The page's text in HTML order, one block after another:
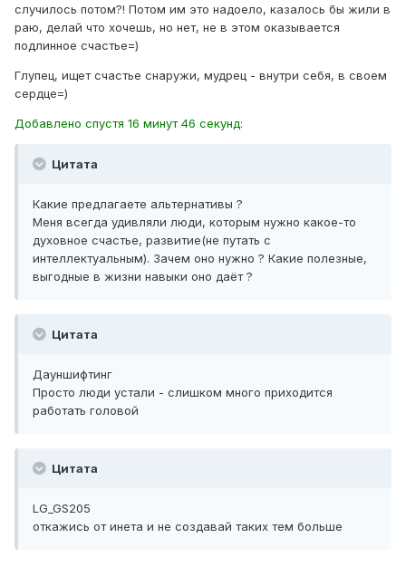
случилось потом?! Потом им это надоело, казалось бы жили в
раю, делай что хочешь, но нет, не в этом оказывается
подлинное счастье=)
Глупец, ищет счастье снаружи, мудрец - внутри себя, в своем
сердце=)
Добавлено спустя 16 минут 46 секунд:
Цитата
Какие предлагаете альтернативы ?
Меня всегда удивляли люди, которым нужно какое-то
духовное счастье, развитие(не путать с
интеллектуальным). Зачем оно нужно ? Какие полезные,
выгодные в жизни навыки оно даёт ?
Цитата
Дауншифтинг
Просто люди устали - слишком много приходится
работать головой
Цитата
LG_GS205
откажись от инета и не создавай таких тем больше